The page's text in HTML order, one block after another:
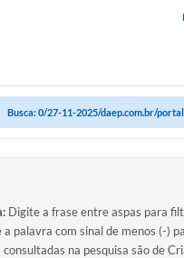
Busca: 0/27-11-2025/daep.com.br/
Digite a frase entre aspas para
a palavra com sinal de menos (-)
consultadas na pesquisa são de